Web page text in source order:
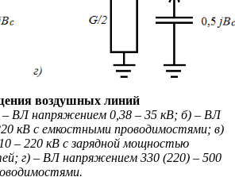
воздушных линий
– ВЛ напряжением 0,38 – 35 кВ; б) – ВЛ
кВ с емкостными проводимостями; в)
– 220 кВ с зарядной мощностью
г) – ВЛ напряжением 330 (220) – 500